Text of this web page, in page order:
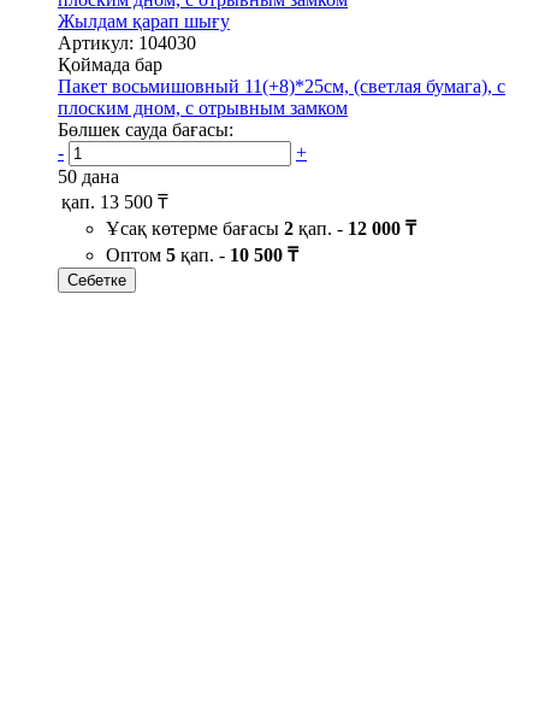
Жылдам қарап шығу
Артикул: 104030
Қоймада бар
Пакет восьмишовный 11(+8)*25см, (светлая бумага), с
плоским дном, с отрывным замком
Бөлшек сауда бағасы:
-
+
50 дана
қап. 13 500 ₸
Ұсақ көтерме бағасы 2 қап. - 12 000 ₸
Оптом 5 қап. - 10 500 ₸
Себетке